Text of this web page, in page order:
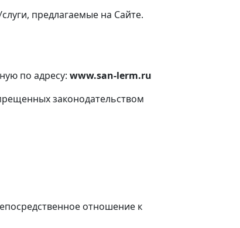
предлагаемые на Сайте.
по адресу: www.san-lerm.ru
законодательством
отношение к